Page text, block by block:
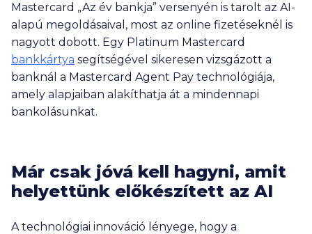
Mastercard „Az év bankja” versenyén is tarolt az AI-
alapú megoldásaival, most az online fizetéseknél is
nagyott dobott. Egy Platinum Mastercard
bankkártya segítségével sikeresen vizsgázott a
banknál a Mastercard Agent Pay technológiája,
amely alapjaiban alakíthatja át a mindennapi
bankolásunkat.
Már csak jóvá kell hagyni, amit
helyettünk előkészített az AI
A technológiai innováció lényege, hogy a